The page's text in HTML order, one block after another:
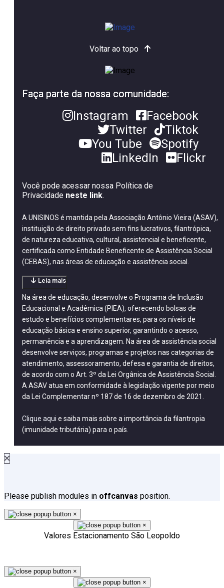
Voltar ao topo
Faça parte da nossa comunidade:
Instagram
Facebook
Twitter
Tiktok
You Tube
Spotify
LinkedIn
Flickr
Você pode acessar nossa Política de
Privacidade neste link.
A UNISINOS é mantida pela Associação Antônio Vieira (ASAV),
instituição de direito privado sem fins lucrativos, filantrópica,
de natureza educativa, cultural, assistencial e beneficente,
certificada como Entidade Beneficente de Assistência Social
(CEBAS), nas áreas de educação e assistência social.
Leia mais
Na área de educação, desenvolve o Programa de Inclusão
Educacional e Acadêmica (PIEA), oferecendo bolsas de
estudo e benefícios complementares, para os níveis de
educação básica e ensino superior, garantindo o acesso,
permanência e a aprendizagem. Na área de assistência social
desenvolve serviços, programas e projetos nas categorias de
atendimento, assessoramento, defesa e garantia de direitos,
de acordo com o Art. 3º da Lei Orgânica de Assistência Social.
A ASAV atua em conformidade à legislação vigente por meio
da Lei Complementar nº 187 de 16 de dezembro de 2021.
Clique aqui e saiba mais sobre a importância da filantropia
(imunidade tributária) para o país.
Please publish modules in offcanvas position.
×
×
Valores Estacionamento São Leopoldo
×
×